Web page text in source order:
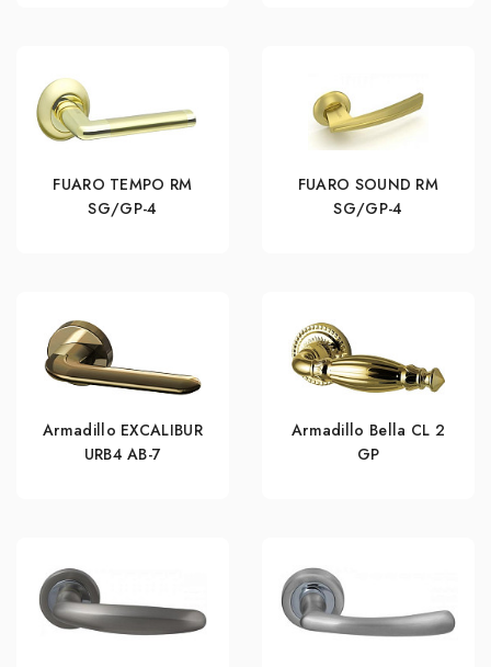
FUARO TEMPO RM
SG/GP-4
FUARO SOUND RM
SG/GP-4
Armadillo EXCALIBUR
URB4 АВ-7
Armadillo Bella CL 2
GP